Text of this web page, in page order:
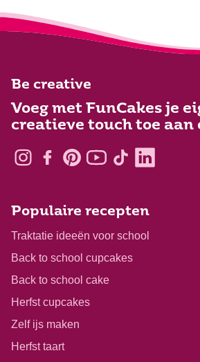
Be creative
Voeg met FunCakes je
creatieve touch toe aan
Populaire recepten
Traktatie ideeën voor school
Back to school cupcakes
Back to school cake
Herfst cupcakes
Zelf ijs maken
Herfst taart